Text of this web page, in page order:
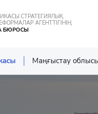
СТРАТЕГИЯЛЫҚ
АГЕНТТІГІНІҢ
БЮРОСЫ
Маңғыстау